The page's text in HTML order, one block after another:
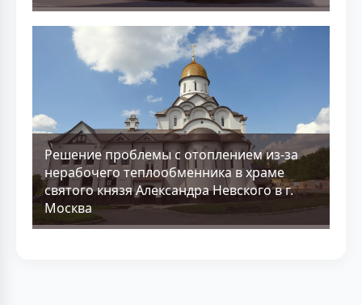
Решение проблемы с отоплением из-за
нерабочего теплообменника в храме
святого князя Александра Невского в г.
Москва